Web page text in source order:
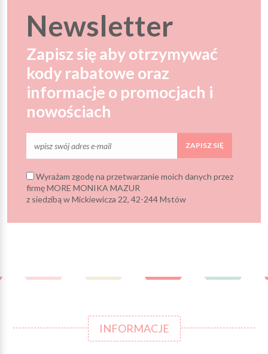
Newsletter
Zapisz się aby otrzymywać
kody rabatowe oraz
informacje o promocjach i
nowościach
ZAPISZ SIĘ
Wyrażam zgodę na przetwarzanie moich danych przez
firmę MORE MONIKA MAZUR
z siedzibą w Mickiewicza 22, 42-244 Mstów
INFORMACJE